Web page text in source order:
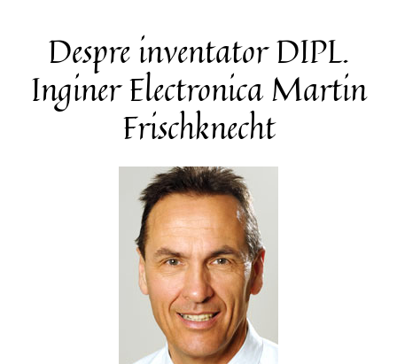
Despre inventator DIPL.
Inginer Electronica Martin
Frischknecht